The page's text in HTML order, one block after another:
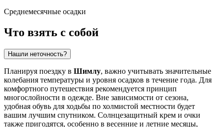
Среднемесячные осадки
Что взять с собой
Нашли неточность?
Планируя поездку в Шимлу, важно учитывать значительные
колебания температуры и уровня осадков в течение года. Для
комфортного путешествия рекомендуется принцип
многослойности в одежде. Вне зависимости от сезона,
удобная обувь для ходьбы по холмистой местности будет
вашим лучшим спутником. Солнцезащитный крем и очки
также пригодятся, особенно в весенние и летние месяцы,